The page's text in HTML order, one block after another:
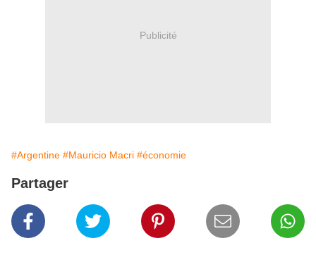
Publicité
#Argentine #Mauricio Macri #économie
Partager